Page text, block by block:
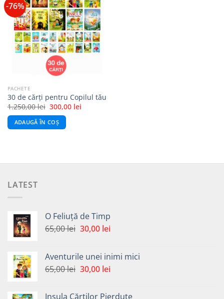
-76%
Add to
wishlist
PACHETE
30 de cărți pentru Copilul tău
1.250,00lei Prețul
inițial
a
fost:
1.250,00 lei.
300,00 leiPrețul
curent
ADAUGĂ ÎN COȘ
LATEST
O Feliuță de Timp
65,00lei Prețul
fost:
65,00 lei.
30,00 leiPrețul
30,00 lei.
Aventurile unei inimi mici
65,00lei Prețul
30,00 leiPrețul
Insula Cărților Pierdute